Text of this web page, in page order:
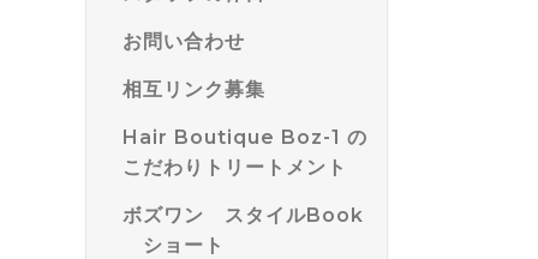
お問い合わせ
相互リンク募集
Hair Boutique Boz-1 の
こだわりトリートメント
ボズワン スタイルBook
ショート